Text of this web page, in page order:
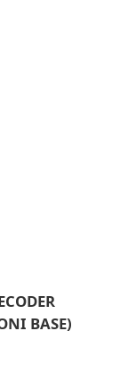
BASE)